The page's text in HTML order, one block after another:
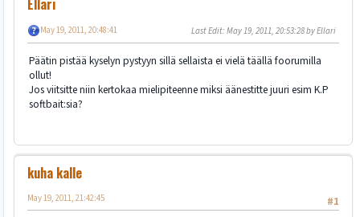
May 19, 2011, 20:48:41 Last Edit: May 19, 2011, 20:53:28 by Ellari
Päätin pistää kyselyn pystyyn sillä sellaista ei vielä täällä foorumilla
ollut!
Jos viitsitte niin kertokaa mielipiteenne miksi äänestitte juuri esim K.P
softbait:sia?
kuha kalle
#1
May 19, 2011, 21:42:45